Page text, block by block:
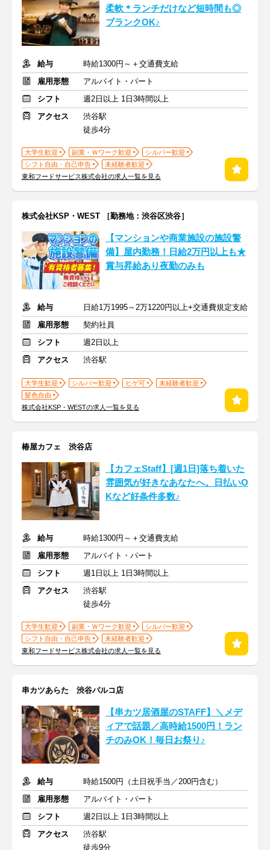
柔軟＊ランチだけなど短時間も◎
ブランクOK♪
給与
時給1300円～＋交通費支給
雇用形態
アルバイト・パート
シフト
週2日以上 1日3時間以上
アクセス
渋谷駅
徒歩4分
大学生歓迎 副業・Ｗワーク歓迎
シルバー歓迎
シフト自由・自己申告
未経験者歓迎
東和フードサービス株式会社の求人一覧を見る
株式会社KSP・WEST ［勤務地：渋谷区渋谷］
【マンションや商業施設の施設警
備】屋内勤務！日給2万円以上も★
賞与昇給あり夜勤のみも
給与
日給1万1995～2万1220円以上+交通費規定支給
雇用形態
契約社員
シフト
週2日以上
アクセス
渋谷駅
大学生歓迎 シルバー歓迎 ヒゲ可
未経験者歓迎
髪色自由
株式会社KSP・WESTの求人一覧を見る
椿屋カフェ 渋谷店
【カフェStaff】[週1日]落ち着いた
雰囲気が好きなあなたへ。日払いO
Kなど好条件多数♪
給与
時給1300円～＋交通費支給
雇用形態
アルバイト・パート
シフト
週1日以上 1日3時間以上
アクセス
渋谷駅
徒歩4分
大学生歓迎 副業・Ｗワーク歓迎
シルバー歓迎
シフト自由・自己申告
未経験者歓迎
東和フードサービス株式会社の求人一覧を見る
串カツあらた 渋谷パルコ店
【串カツ居酒屋のSTAFF】＼メデ
ィアで話題／高時給1500円！ラン
チのみOK！毎日お祭り♪
給与
時給1500円（土日祝手当／200円含む）
雇用形態
アルバイト・パート
シフト
週2日以上 1日3時間以上
アクセス
渋谷駅
徒歩9分